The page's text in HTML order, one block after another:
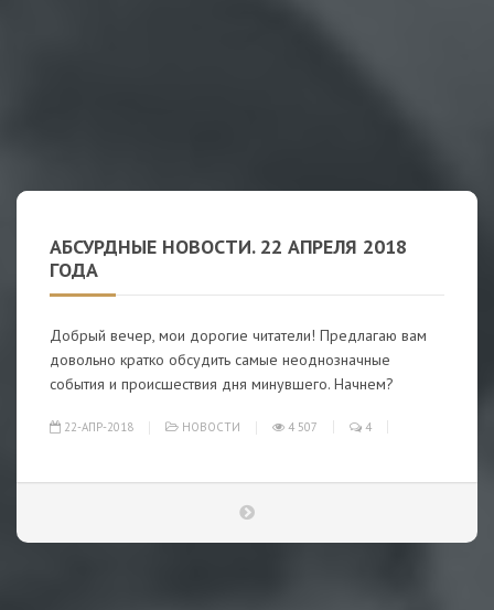
АБСУРДНЫЕ НОВОСТИ. 22 АПРЕЛЯ 2018
ГОДА
Добрый вечер, мои дорогие читатели! Предлагаю вам
довольно кратко обсудить самые неоднозначные
события и происшествия дня минувшего. Начнем?
22-АПР-2018 НОВОСТИ 4 507 4